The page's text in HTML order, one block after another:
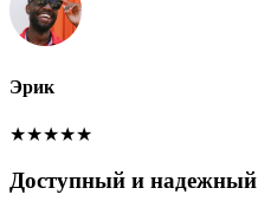
Эрик
★★★★★
Доступный и надежный